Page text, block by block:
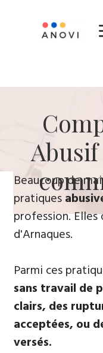
​Beaucoup de
pratiques
profession.
d'Arnaques.
Parmi ​ces
sans travail de
clairs, des
acceptées, ou
versés.